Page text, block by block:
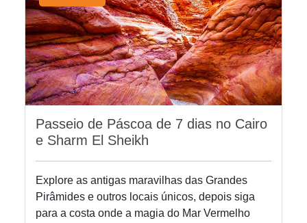
Passeio de Páscoa de 7 dias no Cairo
e Sharm El Sheikh
Explore as antigas maravilhas das Grandes
Pirâmides e outros locais únicos, depois siga
para a costa onde a magia do Mar Vermelho